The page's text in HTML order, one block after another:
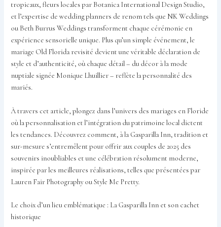
tropicaux, fleurs locales par Botanica International Design Studio,
et l’expertise de wedding planners de renom tels que NK Weddings
ou Beth Burrus Weddings transforment chaque cérémonie en
expérience sensorielle unique. Plus qu’un simple événement, le
mariage Old Florida revisité devient une véritable déclaration de
style et d’authenticité, où chaque détail – du décor à la mode
nuptiale signée Monique Lhuillier – reflète la personnalité des
mariés.
À travers cet article, plongez dans l’univers des mariages en Floride
où la personnalisation et l’intégration du patrimoine local dictent
les tendances. Découvrez comment, à la Gasparilla Inn, tradition et
sur-mesure s’entremêlent pour offrir aux couples de 2025 des
souvenirs inoubliables et une célébration résolument moderne,
inspirée par les meilleures réalisations, telles que présentées par
Lauren Fair Photography ou Style Me Pretty.
Le choix d’un lieu emblématique : La Gasparilla Inn et son cachet
historique